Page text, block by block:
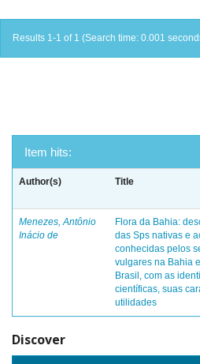
Results 1-1 of 1 (Search time: 0.001
Item hits:
Author(s) Title
Menezes, Antônio
Inácio de
Flora da Bahia:
das Sps nativas e
conhecidas pelos
vulgares na Bahia
Brasil, com as
científicas, suas
utilidades
Discover